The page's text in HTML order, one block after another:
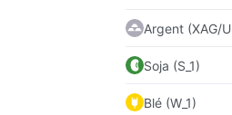
Argent (XAG/
Soja (S_1)
Blé (W_1)